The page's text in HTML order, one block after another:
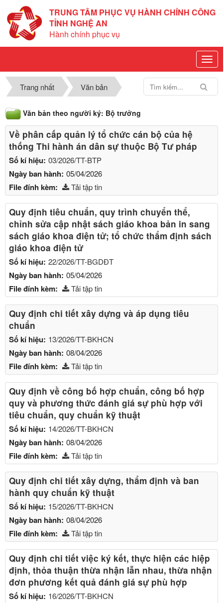
TRUNG TÂM PHỤC VỤ HÀNH CHÍNH CÔNG
TỈNH NGHỆ AN
Hành chính phục vụ
Trang nhất Văn bản
Văn bản theo người ký: Bộ trưởng
Về phân cấp quản lý tổ chức cán bộ của hệ
thống Thi hành án dân sự thuộc Bộ Tư pháp
Số kí hiệu: 03/2026/TT-BTP
Ngày ban hành: 05/04/2026
File đính kèm: Tải tập tin
Quy định tiêu chuẩn, quy trình chuyển thể,
chỉnh sửa cập nhật sách giáo khoa bản in sang
sách giáo khoa điện tử; tổ chức thẩm định sách
giáo khoa điện tử
Số kí hiệu: 22/2026/TT-BGDĐT
Ngày ban hành: 05/04/2026
File đính kèm: Tải tập tin
Quy định chi tiết xây dựng và áp dụng tiêu
chuẩn
Số kí hiệu: 13/2026/TT-BKHCN
Ngày ban hành: 08/04/2026
File đính kèm: Tải tập tin
Quy định về công bố hợp chuẩn, công bố hợp
quy và phương thức đánh giá sự phù hợp với
tiêu chuẩn, quy chuẩn kỹ thuật
Số kí hiệu: 14/2026/TT-BKHCN
Ngày ban hành: 08/04/2026
File đính kèm: Tải tập tin
Quy định chi tiết xây dựng, thẩm định và ban
hành quy chuẩn kỹ thuật
Số kí hiệu: 15/2026/TT-BKHCN
Ngày ban hành: 08/04/2026
File đính kèm: Tải tập tin
Quy định chi tiết việc ký kết, thực hiện các hiệp
định, thỏa thuận thừa nhận lẫn nhau, thừa nhận
đơn phương kết quả đánh giá sự phù hợp
Số kí hiệu: 16/2026/TT-BKHCN